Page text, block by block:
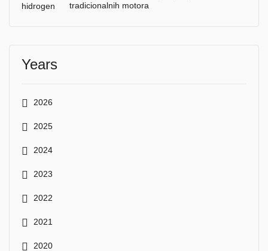
tradicionalnih motora
Years
2026
2025
2024
2023
2022
2021
2020